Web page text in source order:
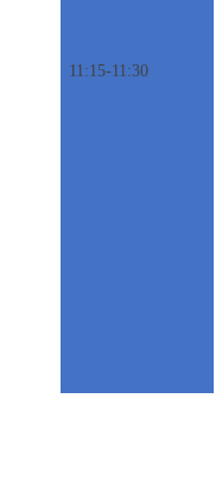
11:15-11:30